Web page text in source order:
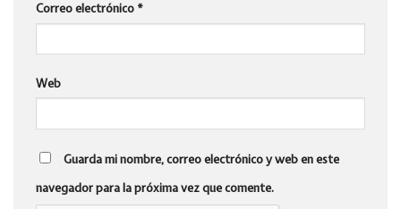
Correo electrónico *
Web
Guarda mi nombre, correo electrónico y web en este
navegador para la próxima vez que comente.